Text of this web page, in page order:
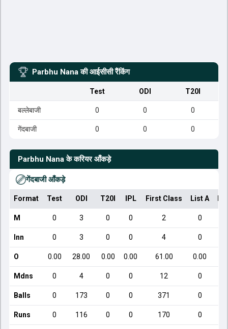
Parbhu Nana की आईसीसी रैंकिंग
Test ODI T20I
बल्लेबाजी 0 0 0
गेंदबाजी 0 0 0
Parbhu Nana के करियर आँकड़े
गेंदबाजी आँकड़े
Format Test ODI T20I IPL First Class List A
M 0 3 0 0 2 0
Inn 0 3 0 0 4 0
O 0.00 28.00 0.00 0.00 61.00 0.00
Mdns 0 4 0 0 12 0
Balls 0 173 0 0 371 0
Runs 0 116 0 0 170 0